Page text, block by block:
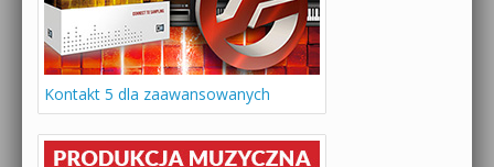
Kontakt 5 dla zaawansowanych